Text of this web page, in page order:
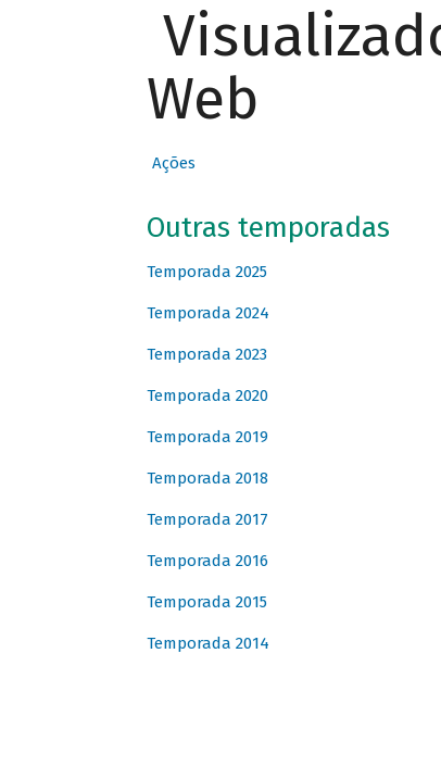
Web
Ações
Outras temporadas
Temporada 2025
Temporada 2024
Temporada 2023
Temporada 2020
Temporada 2019
Temporada 2018
Temporada 2017
Temporada 2016
Temporada 2015
Temporada 2014